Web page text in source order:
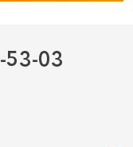
53-03